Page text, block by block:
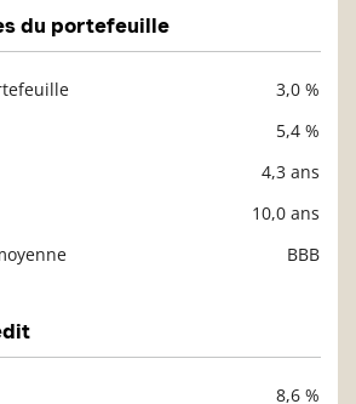
du portefeuille
3,0 %
5,4 %
4,3 ans
10,0 ans
BBB
8,6 %